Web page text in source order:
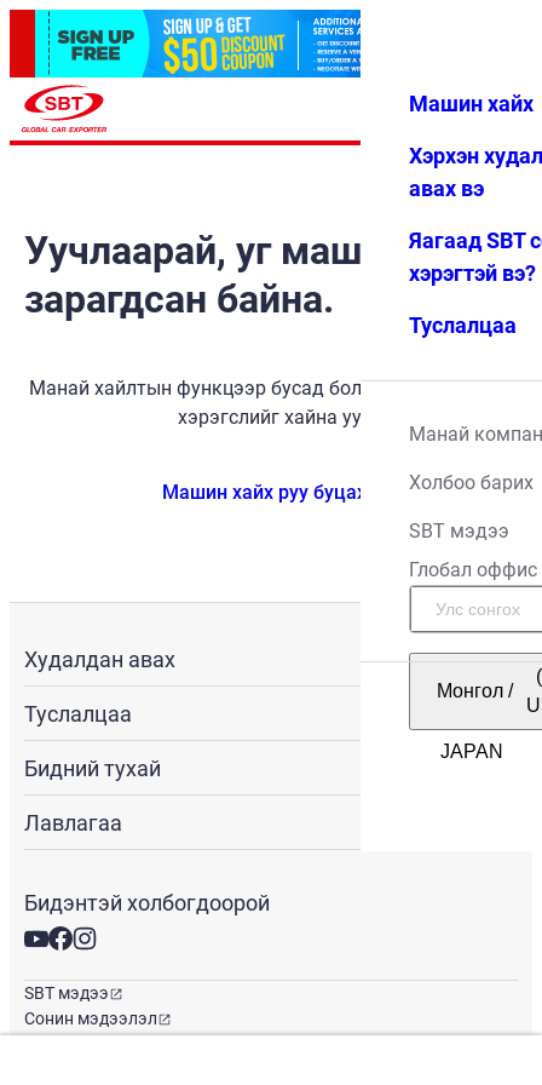
Дуртай Цэс
Машин хайх
Хэрхэн
авах вэ
Яагаад SBT
хэрэгтэй вэ?
Туслалцаа
Манай
Холбоо барих
SBT мэдээ
Глобал оффис
Монгол /
Уучлаарай, уг машин
зарагдсан байна.
Манай хайлтын функцээр бусад боломжит тээврийн
хэрэгслийг хайна уу.
Машин хайх руу буцах
Худалдан авах
Туслалцаа
Бидний тухай
Лавлагаа
Бидэнтэй холбогдоорой
SBT мэдээ
Сонин мэдээлэл